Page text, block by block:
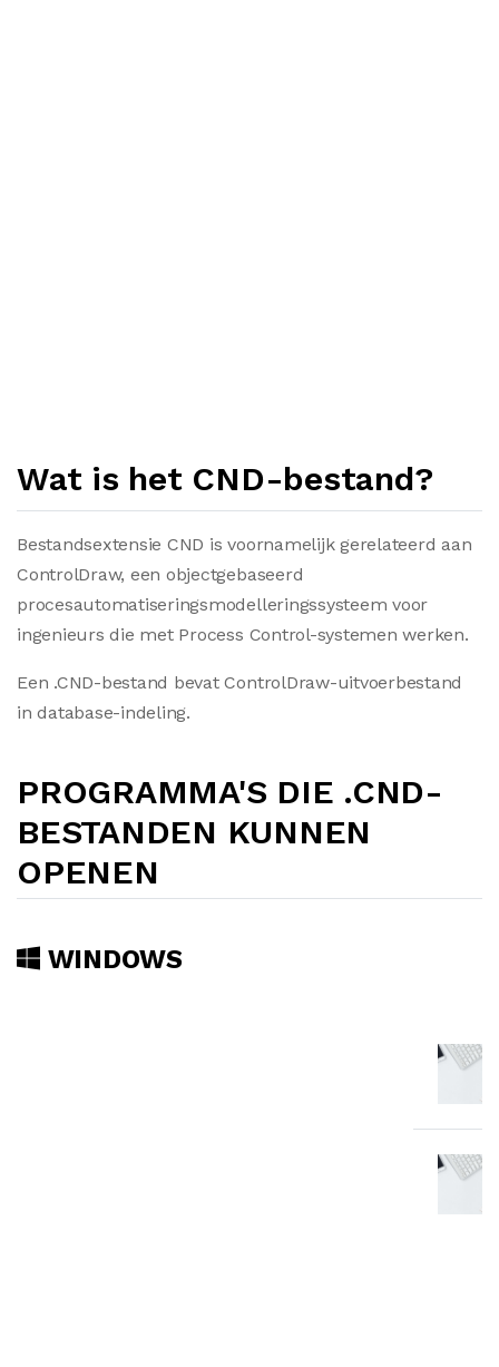
Wat is het CND-bestand?
Bestandsextensie CND is voornamelijk gerelateerd aan
ControlDraw, een objectgebaseerd
procesautomatiseringsmodelleringssysteem voor
ingenieurs die met Process Control-systemen werken.
Een .CND-bestand bevat ControlDraw-uitvoerbestand
in database-indeling.
PROGRAMMA'S DIE .CND-
BESTANDEN KUNNEN
OPENEN
WINDOWS